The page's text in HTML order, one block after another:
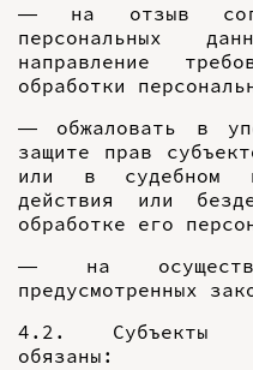
— на отзыв
персональных
направление
обработки
— обжаловать в
защите прав
или в судебном
действия или
обработке его
— на
предусмотренных
4.2. Субъекты
обязаны: